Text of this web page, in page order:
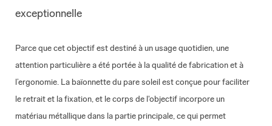
exceptionnelle
Parce que cet objectif est destiné à un usage quotidien, une
attention particulière a été portée à la qualité de fabrication et à
l’ergonomie. La baïonnette du pare soleil est conçue pour faciliter
le retrait et la fixation, et le corps de l'objectif incorpore un
matériau métallique dans la partie principale, ce qui permet